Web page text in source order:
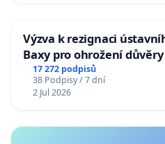
Výzva k rezignaci
Baxy pro ohrožení
17 272 podpisů
38 Podpisy / 7 dní
2 Jul 2026